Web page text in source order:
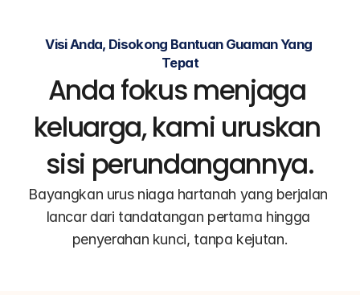
Visi Anda, Disokong Bantuan Guaman Yang
Tepat
Anda fokus menjaga
keluarga, kami uruskan
sisi perundangannya.
Bayangkan urus niaga hartanah yang berjalan
lancar dari tandatangan pertama hingga
penyerahan kunci, tanpa kejutan.